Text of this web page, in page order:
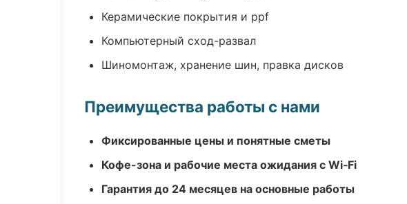
Керамические покрытия и ppf
Компьютерный сход-развал
Шиномонтаж, хранение шин, правка дисков
Преимущества работы с нами
Фиксированные цены и понятные сметы
Кофе-зона и рабочие места ожидания с Wi‑Fi
Гарантия до 24 месяцев на основные работы